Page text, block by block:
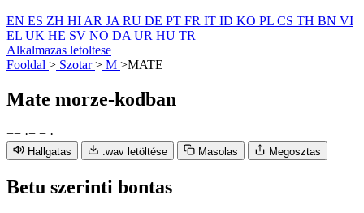
EN ES ZH HI AR JA RU DE PT FR IT ID KO PL CS TH BN VI
EL UK HE SV NO DA UR HU TR
Alkalmazas letoltese
Fooldal > Szotar> M >MATE
Mate morze-kodban
−− ·− − ·
Hallgatas .wav letöltése Masolas Megosztas
Betu szerinti bontas